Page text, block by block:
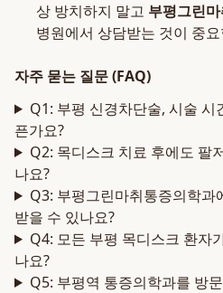
상 방치하지 말고 부평그린
병원에서 상담받는 것이 중
자주 묻는 질문 (FAQ)
Q1: 부평 신경차단술, 시술
픈가요?
Q2: 목디스크 치료 후에도 팔
나요?
Q3: 부평그린마취통증의학과
받을 수 있나요?
Q4: 모든 부평 목디스크 환자
나요?
Q5: 부평역 통증의학과를 방